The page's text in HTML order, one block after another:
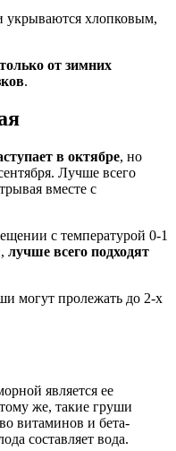
укрываются хлопковым,
от зимних
.
в октябре, но
Лучше всего
вместе с
с температурой 0-1
лучше всего подходят
могут пролежать до 2-х
является ее
же, такие груши
витаминов и бета-
составляет вода.